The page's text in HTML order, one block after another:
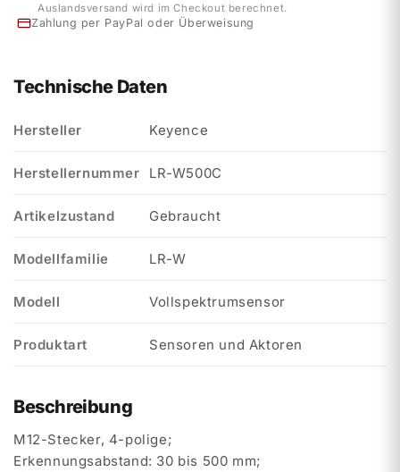
Auslandsversand wird im Checkout berechnet.
Zahlung per PayPal oder Überweisung
Technische Daten
Hersteller Keyence
Herstellernummer LR-W500C
Artikelzustand Gebraucht
Modellfamilie LR-W
Modell Vollspektrumsensor
Produktart Sensoren und Aktoren
Beschreibung
M12-Stecker, 4-polige;
Erkennungsabstand: 30 bis 500 mm;